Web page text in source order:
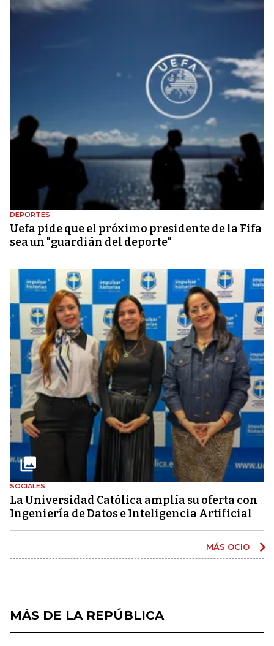
DEPORTES
Uefa pide que el próximo presidente de la Fifa
sea un "guardián del deporte"
SOCIALES
La Universidad Católica amplía su oferta con
Ingeniería de Datos e Inteligencia Artificial
MÁS OCIO
MÁS DE LA REPÚBLICA